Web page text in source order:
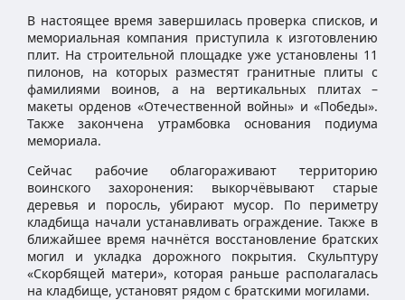
В настоящее время завершилась проверка списков, и
мемориальная компания приступила к изготовлению
плит. На строительной площадке уже установлены 11
пилонов, на которых разместят гранитные плиты с
фамилиями воинов, а на вертикальных плитах –
макеты орденов «Отечественной войны» и «Победы».
Также закончена утрамбовка основания подиума
мемориала.
Сейчас рабочие облагораживают территорию
воинского захоронения: выкорчёвывают старые
деревья и поросль, убирают мусор. По периметру
кладбища начали устанавливать ограждение. Также в
ближайшее время начнётся восстановление братских
могил и укладка дорожного покрытия. Скульптуру
«Скорбящей матери», которая раньше располагалась
на кладбище, установят рядом с братскими могилами.